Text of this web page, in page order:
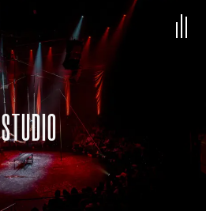
STUDIO